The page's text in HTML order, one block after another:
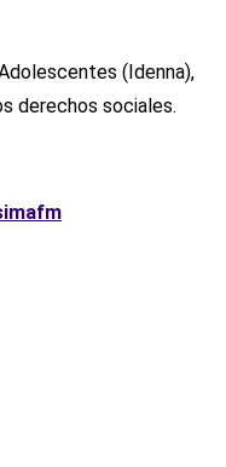
(Idenna),
derechos sociales.